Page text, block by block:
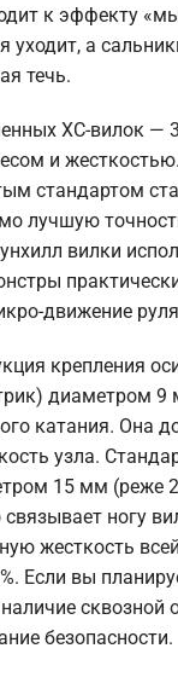
к эффекту
уходит, а
течь.
XC-вилок —
и
стандартом
лучшую
вилки
практически
движение
крепления
диаметром 9
катания. Она
узла.
15 мм (реже
ногу
жесткость
Если вы
сквозной
безопасности.